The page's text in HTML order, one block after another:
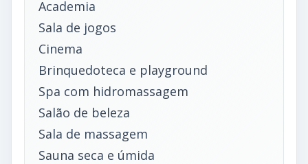
Academia
Sala de jogos
Cinema
Brinquedoteca e playground
Spa com hidromassagem
Salão de beleza
Sala de massagem
Sauna seca e úmida